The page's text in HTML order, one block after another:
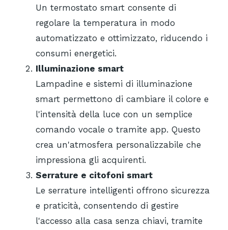
Un termostato smart consente di
regolare la temperatura in modo
automatizzato e ottimizzato, riducendo i
consumi energetici.
Illuminazione smart
Lampadine e sistemi di illuminazione
smart permettono di cambiare il colore e
l'intensità della luce con un semplice
comando vocale o tramite app. Questo
crea un'atmosfera personalizzabile che
impressiona gli acquirenti.
Serrature e citofoni smart
Le serrature intelligenti offrono sicurezza
e praticità, consentendo di gestire
l'accesso alla casa senza chiavi, tramite